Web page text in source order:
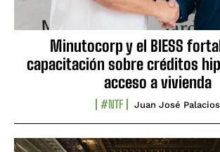
Minutocorp y el BIESS
capacitación sobre créditos
acceso a vivienda
#NTF Juan José Palacios